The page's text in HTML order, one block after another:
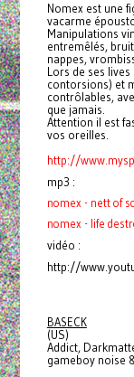
Nomex est une
vacarme
Manipulations
entremêlés,
nappes,
Lors de ses
contorsions) et
contrôlables,
que jamais.
Attention il est
vos oreilles.
http://
mp3 :
nomex - nett of
nomex - life
vidéo :
http://
BASECK
(US)
Addict,
gameboy noise